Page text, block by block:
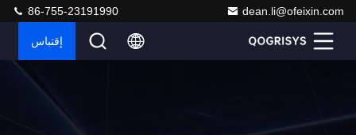
dean.li@ofeixin.com
86-755-23191990
إقتباس